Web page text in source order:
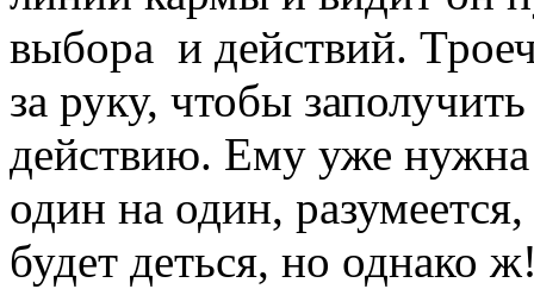
выбора и действий.
за руку, чтобы
действию. Ему уже нужна
один на один,
будет деться, но